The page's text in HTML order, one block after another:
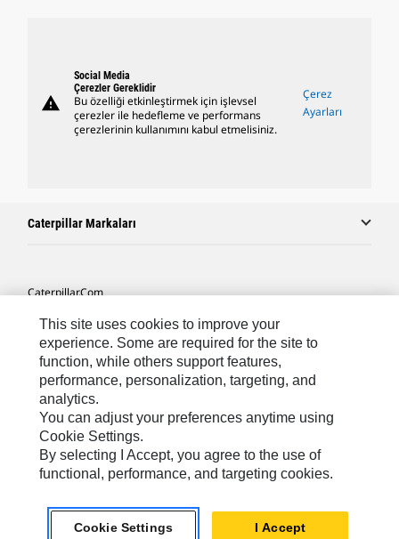
warning
Social Media
Çerezler Gereklidir
Bu özelliği etkinleştirmek için işlevsel
çerezler ile hedefleme ve performans
çerezlerinin kullanımını kabul etmelisiniz.
Çerez
Ayarları
Caterpillar Markaları
Caterpillar.com
Caterpillar Müşteri Hizmetleri Ve Iletişim
Site Haritası
Cookie Settings
Yasal
Gizlilik
Africa, Middle East ‧ Türk© 2026 Caterpillar. Tüm Hakları Saklıdır.
This site uses cookies to improve your
experience. Some are required for the site to
function, while others support features,
performance, personalization, targeting, and
analytics.
You can adjust your preferences anytime using
Cookie Settings.
By selecting I Accept, you agree to the use of
functional, performance, and targeting cookies.
Cookie Settings I Accept